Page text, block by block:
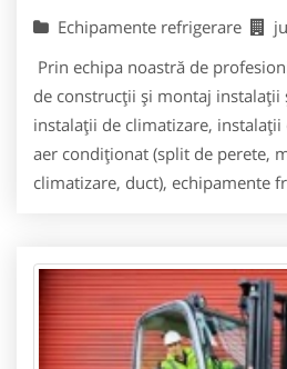
Echipamente refrigerare
Prin echipa noastră de
de construcţii şi montaj
instalaţii de climatizare, instalaţii
aer condiţionat (split de perete,
climatizare, duct), echipamente